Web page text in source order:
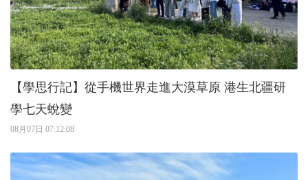
【學思行記】從手機世界走進大漠草原 港生北疆研
學七天蛻變
08月07日 07:12:08